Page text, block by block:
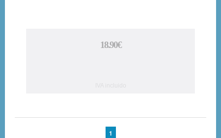
18.90€
1